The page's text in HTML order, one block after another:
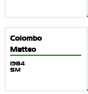
Colombo
Matteo
1984
SM